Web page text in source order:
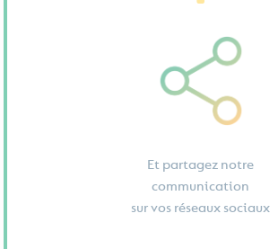
Et partagez notre
communication
sur vos réseaux sociaux